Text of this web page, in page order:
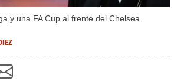
y una FA Cup al frente del Chelsea.